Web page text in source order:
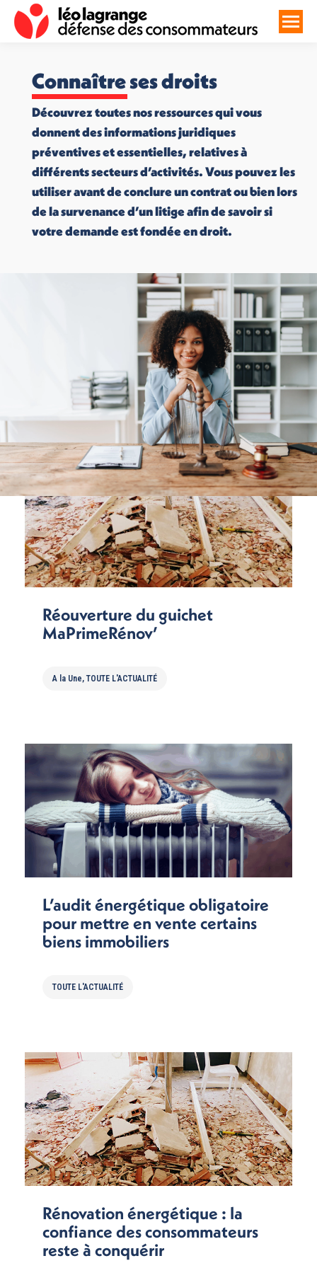
Connaître ses droits
Découvrez toutes nos ressources qui vous
donnent des informations juridiques
préventives et essentielles, relatives à
différents secteurs d’activités. Vous pouvez les
utiliser avant de conclure un contrat ou bien lors
de la survenance d’un litige afin de savoir si
votre demande est fondée en droit.
Réouverture du guichet
MaPrimeRénov’
A la Une,TOUTE L'ACTUALITÉ
L’audit énergétique obligatoire
pour mettre en vente certains
biens immobiliers
TOUTE L'ACTUALITÉ
Rénovation énergétique : la
confiance des consommateurs
reste à conquérir